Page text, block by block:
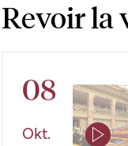
Revoir la
08
Okt.